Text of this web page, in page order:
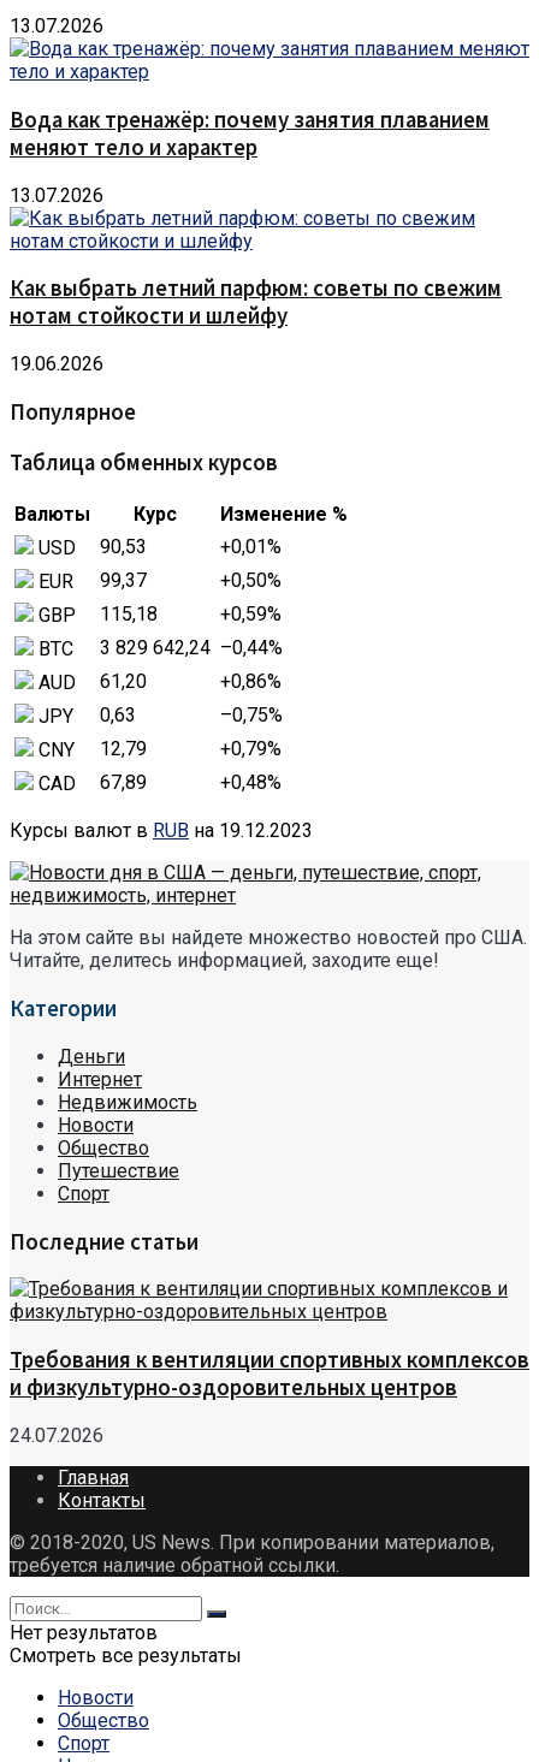
13.07.2026
Вода как тренажёр: почему занятия плаванием
меняют тело и характер
13.07.2026
Как выбрать летний парфюм: советы по свежим
нотам стойкости и шлейфу
19.06.2026
Популярное
Таблица обменных курсов
Валюты Курс
Изменение %
USD
90,53 +0,01%
EUR
99,37 +0,50%
GBP
115,18 +0,59%
BTC
3 829 642,24 –0,44%
AUD
61,20 +0,86%
JPY
0,63 –0,75%
CNY
12,79 +0,79%
CAD
67,89 +0,48%
Курсы валют в RUB на 19.12.2023
На этом сайте вы найдете множество новостей про США.
Читайте, делитесь информацией, заходите еще!
Категории
Деньги
Интернет
Недвижимость
Новости
Общество
Путешествие
Спорт
Последние статьи
Требования к вентиляции спортивных комплексов
и физкультурно-оздоровительных центров
24.07.2026
Главная
Контакты
© 2018-2020, US News. При копировании материалов,
требуется наличие обратной ссылки.
Нет результатов
Смотреть все результаты
Новости
Общество
Спорт